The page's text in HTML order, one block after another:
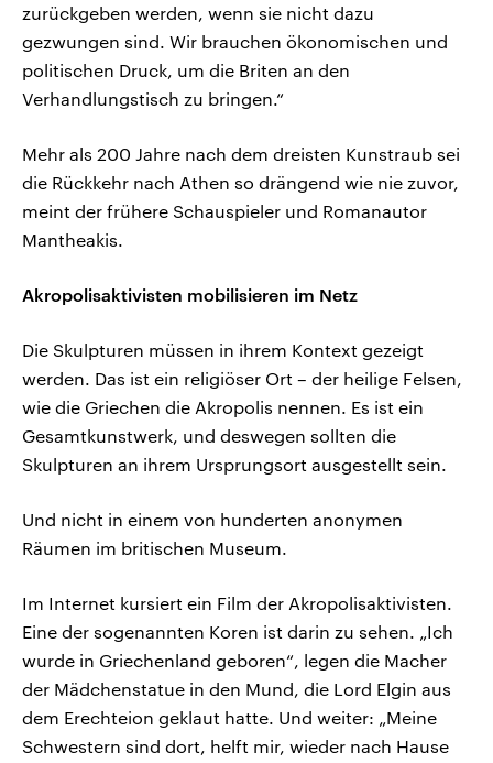
zurückgeben werden, wenn sie nicht dazu
gezwungen sind. Wir brauchen ökonomischen und
politischen Druck, um die Briten an den
Verhandlungstisch zu bringen.“
Mehr als 200 Jahre nach dem dreisten Kunstraub sei
die Rückkehr nach Athen so drängend wie nie zuvor,
meint der frühere Schauspieler und Romanautor
Mantheakis.
Akropolisaktivisten mobilisieren im Netz
Die Skulpturen müssen in ihrem Kontext gezeigt
werden. Das ist ein religiöser Ort – der heilige Felsen,
wie die Griechen die Akropolis nennen. Es ist ein
Gesamtkunstwerk, und deswegen sollten die
Skulpturen an ihrem Ursprungsort ausgestellt sein.
Und nicht in einem von hunderten anonymen
Räumen im britischen Museum.
Im Internet kursiert ein Film der Akropolisaktivisten.
Eine der sogenannten Koren ist darin zu sehen. „Ich
wurde in Griechenland geboren“, legen die Macher
der Mädchenstatue in den Mund, die Lord Elgin aus
dem Erechteion geklaut hatte. Und weiter: „Meine
Schwestern sind dort, helft mir, wieder nach Hause